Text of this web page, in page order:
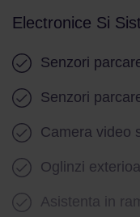
Incalzire volan
Senzor ploaie
Geamuri
Geamuri
Stergatoare
Electronice Si
Senzori
Senzori
Camera video
Oglinzi
Asistenta in